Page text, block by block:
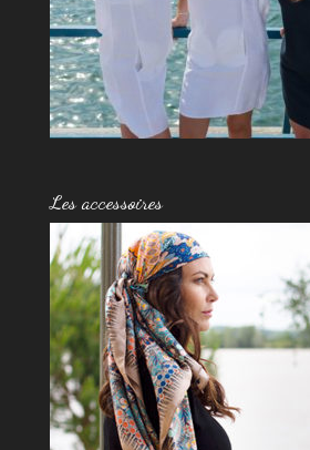
Les accessoires